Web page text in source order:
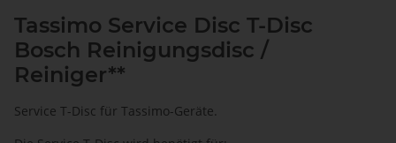
Tassimo Service Disc T-Disc
Bosch Reinigungsdisc /
Reiniger**
Service T-Disc für Tassimo-Geräte.